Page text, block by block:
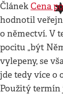
ČlánekCena
hodnotil
o němectví. V
pocitu „být
vylepeny, se
jde tedy více o
Použitý termín